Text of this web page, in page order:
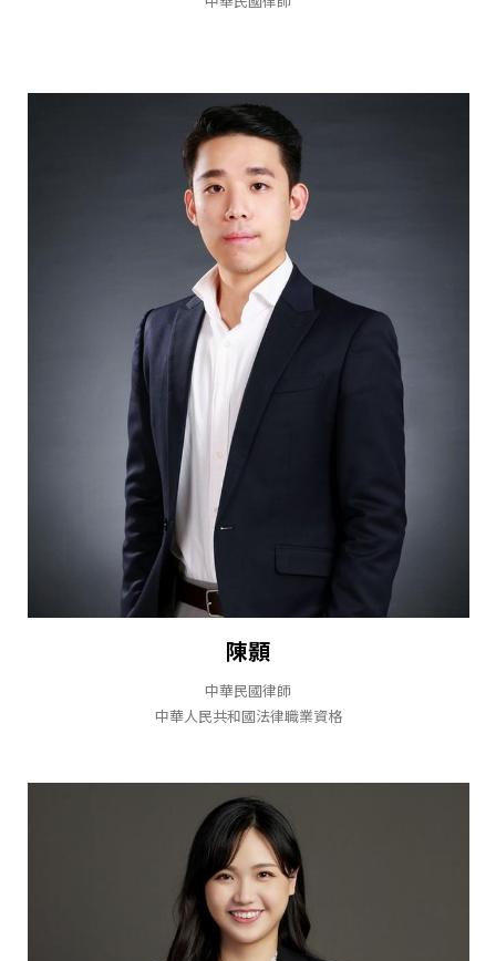
陳顥
中華民國律師
中華人民共和國法律職業資格